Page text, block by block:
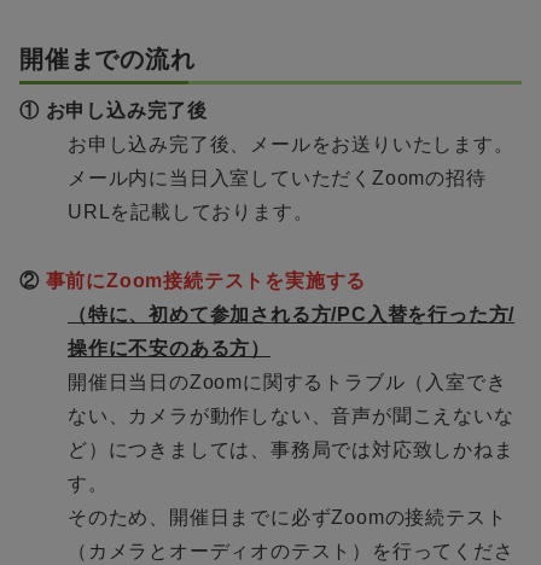
開催までの流れ
① お申し込み完了後
お申し込み完了後、メールをお送りいたします。
メール内に当日入室していただくZoomの招待
URLを記載しております。
② 事前にZoom接続テストを実施する
（特に、初めて参加される方/PC入替を行った方/
操作に不安のある方）
開催日当日のZoomに関するトラブル（入室でき
ない、カメラが動作しない、音声が聞こえないな
ど）につきましては、事務局では対応致しかねま
す。
そのため、開催日までに必ずZoomの接続テスト
（カメラとオーディオのテスト）を行ってくださ